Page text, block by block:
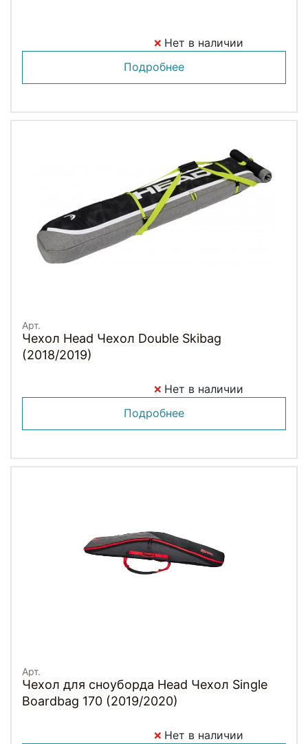
Нет в наличии
Подробнее
Арт.
Чехол Head Чехол Double Skibag
(2018/2019)
Нет в наличии
Подробнее
Арт.
Чехол для сноуборда Head Чехол Single
Boardbag 170 (2019/2020)
Нет в наличии